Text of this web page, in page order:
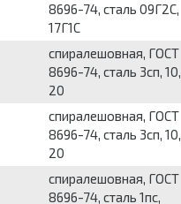
8696-74, сталь 09Г2С,
17Г1С
спиралешовная, ГОСТ
8696-74, сталь 3сп, 10,
20
спиралешовная, ГОСТ
8696-74, сталь 3сп, 10,
20
спиралешовная, ГОСТ
8696-74, сталь 1пс,